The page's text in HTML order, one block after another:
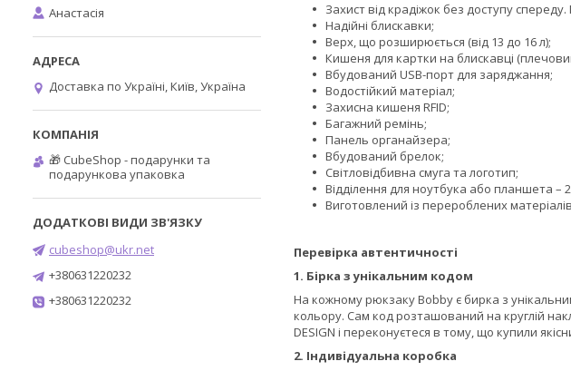
Захист від крадіжок без доступу
Надійні блискавки;
Верх, що розширюється (від 13 до 16 л);
Кишеня для картки на блискавці
Вбудований USB-порт для заряджання;
Водостійкий матеріал;
Захисна кишеня RFID;
Багажний ремінь;
Панель органайзера;
Вбудований брелок;
Світловідбивна смуга та логотип;
Відділення для ноутбука або планшета –
Виготовлений із перероблених
Перевірка автентичності
1. Бірка з унікальним кодом
На кожному рюкзаку Bobby є бирка з
кольору. Сам код розташований на круглій
DESIGN і переконуєтеся в тому, що купили
2. Індивідуальна коробка
Анастасія
Доставка по Україні, Київ, Україна
🎁 CubeShop - подарунки та
подарункова упаковка
cubeshop@ukr.net
+380631220232
+380631220232